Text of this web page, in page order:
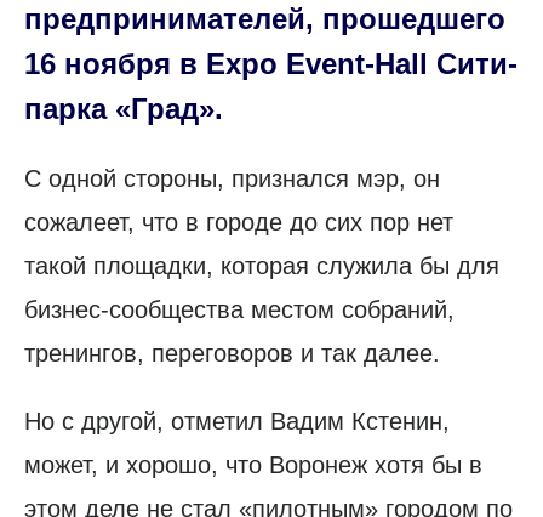
предпринимателей, прошедшего
16 ноября в Expo Event-Hall Сити-
парка «Град».
С одной стороны, признался мэр, он
сожалеет, что в городе до сих пор нет
такой площадки, которая служила бы для
бизнес-сообщества местом собраний,
тренингов, переговоров и так далее.
Но с другой, отметил Вадим Кстенин,
может, и хорошо, что Воронеж хотя бы в
этом деле не стал «пилотным» городом по